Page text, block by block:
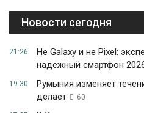
Новости сегодня
21:26
Не Galaxy и не Pixel:
надежный смартфон
19:30
Румыния изменяет
делает
60